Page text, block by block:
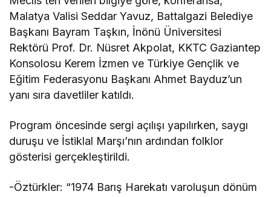
Malatya Valisi Seddar Yavuz, Battalgazi Belediye
Başkanı Bayram Taşkın, İnönü Üniversitesi
Rektörü Prof. Dr. Nüsret Akpolat, KKTC Gaziantep
Konsolosu Kerem İzmen ve Türkiye Gençlik ve
Eğitim Federasyonu Başkanı Ahmet Bayduz’un
yanı sıra davetliler katıldı.
Program öncesinde sergi açılışı yapılırken, saygı
duruşu ve İstiklal Marşı’nın ardından folklor
gösterisi gerçekleştirildi.
-Öztürkler: “1974 Barış Harekatı varoluşun dönüm